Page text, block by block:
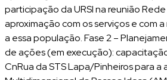
participação da URSI na reunião
aproximação com os serviços e com
a essa população. Fase 2 –
de ações (em execução):
CnRua da STS Lapa/Pinheiros para a